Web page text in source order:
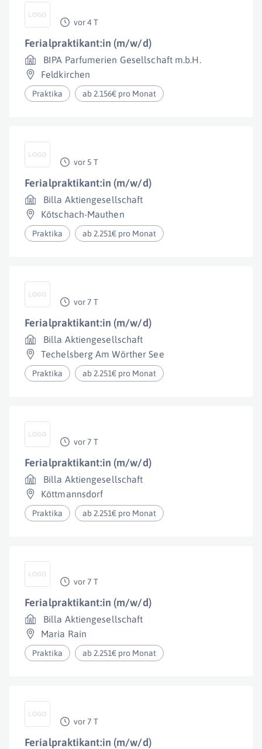
vor 4 T
Ferialpraktikant:in (m/w/d)
BIPA Parfumerien Gesellschaft m.b.H.
Feldkirchen
Praktika ab 2.156€ pro Monat
vor 5 T
Ferialpraktikant:in (m/w/d)
Billa Aktiengesellschaft
Kötschach-Mauthen
Praktika ab 2.251€ pro Monat
vor 7 T
Ferialpraktikant:in (m/w/d)
Billa Aktiengesellschaft
Techelsberg Am Wörther See
Praktika ab 2.251€ pro Monat
vor 7 T
Ferialpraktikant:in (m/w/d)
Billa Aktiengesellschaft
Köttmannsdorf
Praktika ab 2.251€ pro Monat
vor 7 T
Ferialpraktikant:in (m/w/d)
Billa Aktiengesellschaft
Maria Rain
Praktika ab 2.251€ pro Monat
vor 7 T
Ferialpraktikant:in (m/w/d)